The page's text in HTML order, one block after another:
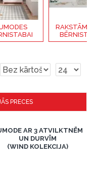
RAKSTĀMGALDI
BĒRNISTABAI
PRECES
AR 3 ATVILKTNĒM
UN DURVĪM
(WIND KOLEKCIJA)